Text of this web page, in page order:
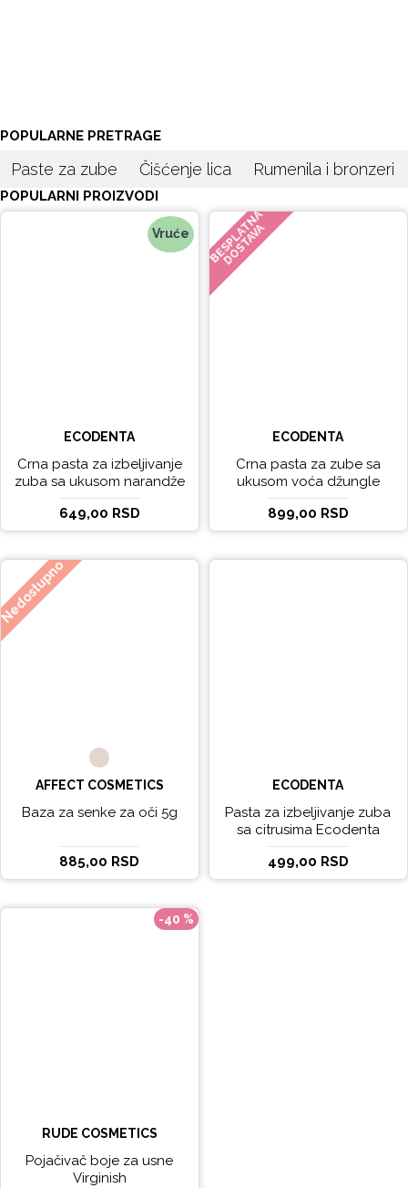
POPULARNE PRETRAGE
Paste za zube Čišćenje lica Rumenila i bronzeri
POPULARNI PROIZVODI
Vruće
ECODENTA
Crna pasta za izbeljivanje
zuba sa ukusom narandže
Ecodenta 100 ml
649,00 RSD
BESPLATNA
DOSTAVA
ECODENTA
Crna pasta za zube sa
ukusom voća džungle
Ecodenta 75 ml
899,00 RSD
AFFECT COSMETICS
Baza za senke za oči 5g
885,00 RSD
ECODENTA
Pasta za izbeljivanje zuba
sa citrusima Ecodenta
EXPERT LINE EXCEPTIONAL
WHITENING 100ml
499,00 RSD
-40 %
RUDE COSMETICS
Pojačivač boje za usne
Virginish